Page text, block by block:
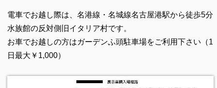
電車でお越し際は、名港線・名城線名古屋港駅から徒歩5分
水族館の反対側旧イタリア村です。
お車でお越しの方はガーデンふ頭駐車場をご利用下さい（1
日最大￥1,000）